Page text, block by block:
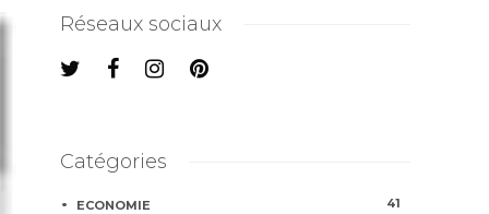
Réseaux sociaux
Catégories
ECONOMIE 41